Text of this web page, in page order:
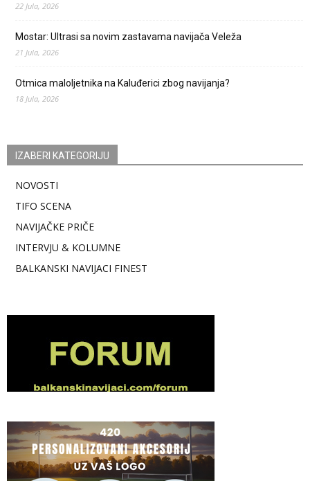
22 Jula, 2026
Mostar: Ultrasi sa novim zastavama navijača Veleža
21 Jula, 2026
Otmica maloljetnika na Kaluđerici zbog navijanja?
18 Jula, 2026
IZABERI KATEGORIJU
NOVOSTI
TIFO SCENA
NAVIJAČKE PRIČE
INTERVJU & KOLUMNE
BALKANSKI NAVIJACI FINEST